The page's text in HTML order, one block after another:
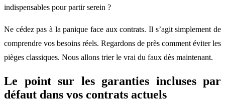
indispensables pour partir serein ?
Ne cédez pas à la panique face aux contrats. Il s’agit simplement de
comprendre vos besoins réels. Regardons de près comment éviter les
pièges classiques. Nous allons trier le vrai du faux dès maintenant.
Le point sur les garanties incluses par
défaut dans vos contrats actuels